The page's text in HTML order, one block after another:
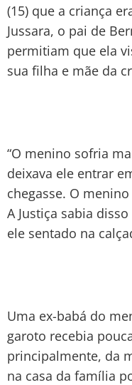
(15) que a criança
Jussara, o pai de
permitiam que ela
sua filha e mãe da
“O menino sofria
deixava ele entrar
chegasse. O
A Justiça sabia
ele sentado na
Uma ex-babá do
garoto recebia
principalmente, da
na casa da família